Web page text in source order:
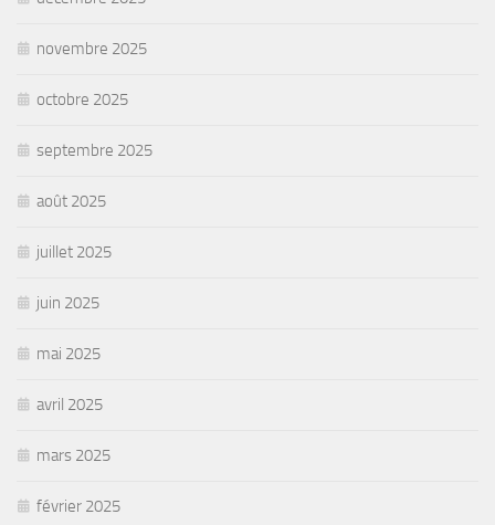
novembre 2025
octobre 2025
septembre 2025
août 2025
juillet 2025
juin 2025
mai 2025
avril 2025
mars 2025
février 2025